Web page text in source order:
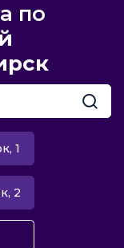
по
1
2